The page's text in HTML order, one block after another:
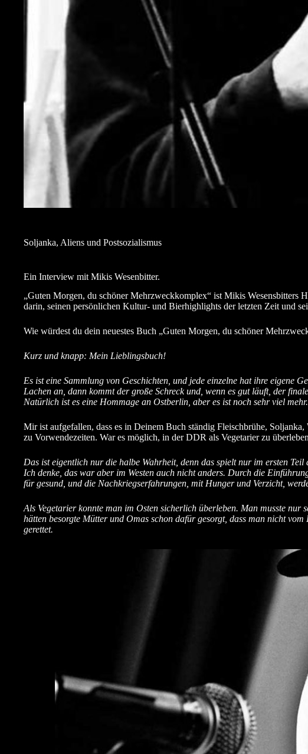
Soljanka, Aliens und Postsozialismus
Ein Interview mit Mikis Wesenbitter.
„Guten Morgen, du schöner Mehrzweckkomplex“ ist Mikis Wesensbitters
darin, seinen persönlichen Kultur- und Bierhighlights der letzten Zeit und
Wie würdest du dein neuestes Buch „Guten Morgen, du schöner
Kurz und knapp: Mein Lieblingsbuch!
Es ist eine Sammlung von Geschichten, und jede einzelne hat ihre eigene
Lachen an, dann kommt der große Schreck und, wenn es gut läuft, der
Natürlich ist es eine Hommage an Ostberlin, aber es ist noch sehr viel mehr.
Mir ist aufgefallen, dass es in Deinem Buch ständig Fleischbrühe,
zu Vorwendezeiten. War es möglich, in der DDR als Vegetarier zu
Das ist eigentlich nur die halbe Wahrheit, denn das spielt nur im ersten
Ich denke, das war aber im Westen auch nicht anders. Durch die
für gesund, und die Nachkriegserfahrungen, mit Hunger und Verzicht,
Als Vegetarier konnte man im Osten sicherlich überleben. Man musste nur
hätten besorgte Mütter und Omas schon dafür gesorgt, dass man nicht
gerettet.